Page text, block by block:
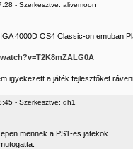
- Szerkesztve: alivemoon
4000D OS4 Classic-on emuban
igyekezett a játék fejlesztőket
- Szerkesztve: dh1
mennek a PS1-es jatekok ...